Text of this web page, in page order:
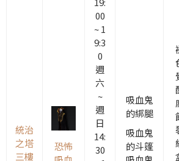
統治
之塔
三樓
恐怖
00
~ 1
9:3
0
週
六
~
週
日
14:
30
吸血鬼
的綁腿
吸血鬼
的斗篷